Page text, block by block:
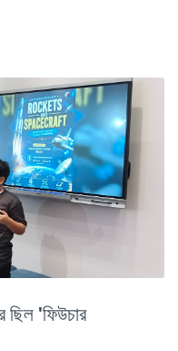
ছিল 'ফিউচার